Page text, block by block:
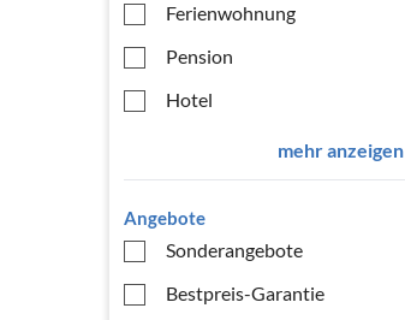
Ferienwohnung
Pension
Hotel
mehr anzeigen
Angebote
Sonderangebote
Bestpreis-Garantie